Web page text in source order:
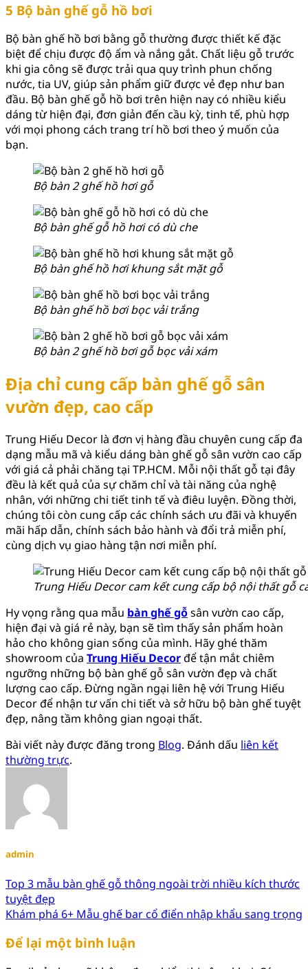
5 Bộ bàn ghế gỗ hồ bơi
Bộ bàn ghế hồ bơi bằng gỗ thường được thiết kế đặc
biệt để chịu được độ ẩm và nắng gắt. Chất liệu gỗ trước
khi gia công sẽ được trải qua quy trình phun chống
nước, tia UV, giúp sản phẩm giữ được vẻ đẹp như ban
đầu. Bộ bàn ghế gỗ hồ bơi trên hiện nay có nhiều kiểu
dáng từ hiện đại, đơn giản đến cầu kỳ, tinh tế, phù hợp
với mọi phong cách trang trí hồ bơi theo ý muốn của
bạn.
Bộ bàn 2 ghế hồ hơi gỗ
Bộ bàn ghế gỗ hồ hơi có dù che
Bộ bàn ghế hồ hơi khung sắt mặt gỗ
Bộ bàn ghế hồ bơi bọc vải trắng
Bộ bàn 2 ghế hồ bơi gỗ bọc vải xám
Địa chỉ cung cấp bàn ghế gỗ sân
vườn đẹp, cao cấp
Trung Hiếu Decor là đơn vị hàng đầu chuyên cung cấp đa
dạng mẫu mã và kiểu dáng bàn ghế gỗ sân vườn cao cấp
với giá cả phải chăng tại TP.HCM. Mỗi nội thất gỗ tại đây
đều là kết quả của sự chăm chỉ và tài năng của nghệ
nhân, với những chi tiết tinh tế và điêu luyện. Đồng thời,
chúng tôi còn cung cấp các chính sách ưu đãi và khuyến
mãi hấp dẫn, chính sách bảo hành và đổi trả miễn phí,
cùng dịch vụ giao hàng tận nơi miễn phí.
Trung Hiếu Decor cam kết cung cấp bộ nội thất gỗ
Hy vọng rằng qua mẫu bàn ghế gỗsân vườn cao cấp,
hiện đại và giá rẻ này, bạn sẽ tìm thấy sản phẩm hoàn
hảo cho không gian sống của mình. Hãy ghé thăm
showroom của Trung Hiếu Decorđể tận mắt chiêm
ngưỡng những bộ bàn ghế gỗ sân vườn đẹp và chất
lượng cao cấp. Đừng ngần ngại liên hệ với Trung Hiếu
Decor để nhận tư vấn chi tiết và sở hữu bộ bàn ghế tuyệt
đẹp, nâng tầm không gian ngoại thất.
Bài viết này được đăng trong Blog. Đánh dấu liên kết
thường trực.
admin
Top 3 mẫu bàn ghế gỗ thông ngoài trời nhiều kích thước
tuyệt đẹp
Khám phá 6+ Mẫu ghế bar cổ điển nhập khẩu sang trọng
Để lại một bình luận